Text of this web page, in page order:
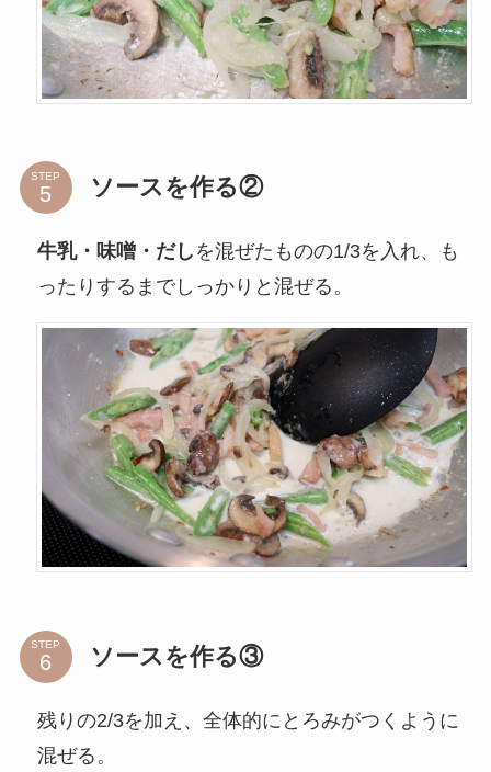
STEP ソースを作る②
牛乳・味噌・だし を混ぜたものの1/3を入れ、も
ったりするまでしっかりと混ぜる。
STEP ソースを作る③
残りの2/3を加え、全体的にとろみがつくように
混ぜる。